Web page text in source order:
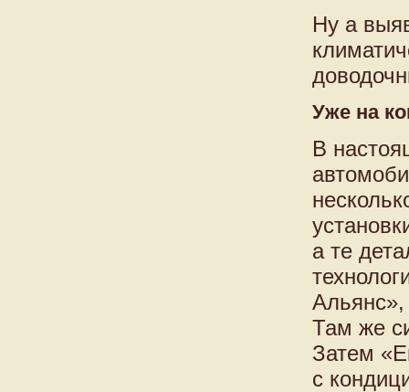
Ну а
Уже на
В
а те
Там же
Затем
с